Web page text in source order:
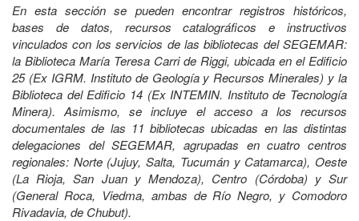
En esta sección se pueden encontrar registros históricos,
bases de datos, recursos catalográficos e instructivos
vinculados con los servicios de las bibliotecas del SEGEMAR:
la Biblioteca María Teresa Carri de Riggi, ubicada en el Edificio
25 (Ex IGRM. Instituto de Geología y Recursos Minerales) y la
Biblioteca del Edificio 14 (Ex INTEMIN. Instituto de Tecnología
Minera). Asimismo, se incluye el acceso a los recursos
documentales de las 11 bibliotecas ubicadas en las distintas
delegaciones del SEGEMAR, agrupadas en cuatro centros
regionales: Norte (Jujuy, Salta, Tucumán y Catamarca), Oeste
(La Rioja, San Juan y Mendoza), Centro (Córdoba) y Sur
(General Roca, Viedma, ambas de Río Negro, y Comodoro
Rivadavia, de Chubut).